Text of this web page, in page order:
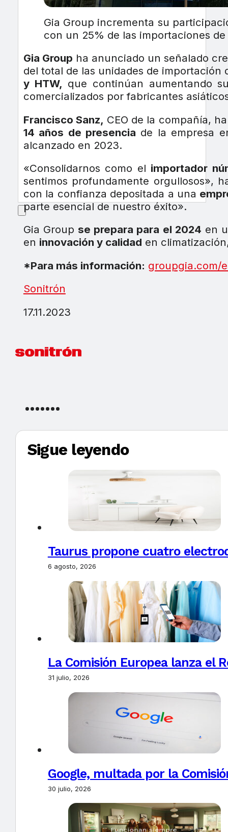
Gia Group incrementa su
con un 25% de las importaciones
Gia Group ha anunciado un señalado
del total de las unidades de
y HTW, que continúan aumentando
comercializados por fabricantes
Francisco Sanz, CEO de la compañía,
14 años de presencia de la empresa
alcanzado en 2023.
«Consolidarnos como el importador
sentimos profundamente orgullosos»,
con la confianza depositada a una
parte esencial de nuestro éxito».
Gia Group se prepara para el 2024 en
en innovación y calidad en
*Para más información: groupgia.com/
Sonitrón
17.11.2023
Sigue leyendo
Taurus propone cuatro
6 agosto, 2026
La Comisión Europea lanza el
31 julio, 2026
Google, multada por la
30 julio, 2026